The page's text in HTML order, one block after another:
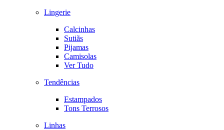
Lingerie
Calcinhas
Sutiãs
Pijamas
Camisolas
Ver Tudo
Tendências
Estampados
Tons Terrosos
Linhas